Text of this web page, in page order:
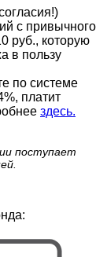
с привычного
руб., которую
в пользу
по cистеме
платит
здесь.
поступает